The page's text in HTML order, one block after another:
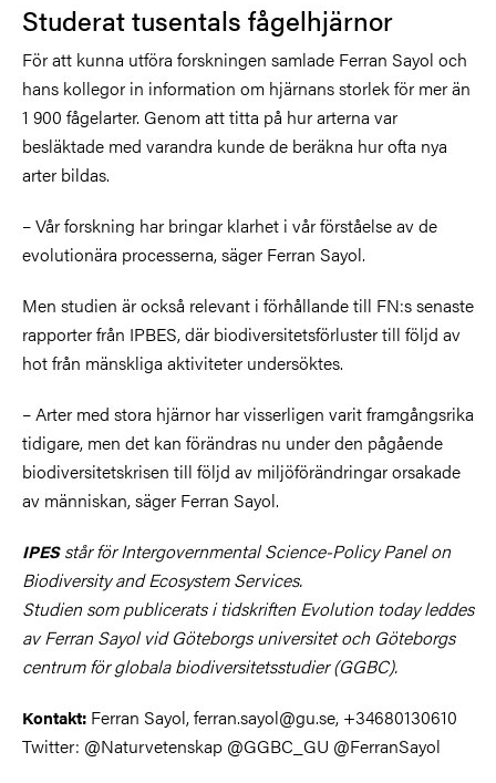
Studerat tusentals fågelhjärnor
För att kunna utföra forskningen samlade Ferran Sayol och
hans kollegor in information om hjärnans storlek för mer än
1 900 fågelarter. Genom att titta på hur arterna var
besläktade med varandra kunde de beräkna hur ofta nya
arter bildas.
– Vår forskning har bringar klarhet i vår förståelse av de
evolutionära processerna, säger Ferran Sayol.
Men studien är också relevant i förhållande till FN:s senaste
rapporter från IPBES, där biodiversitetsförluster till följd av
hot från mänskliga aktiviteter undersöktes.
– Arter med stora hjärnor har visserligen varit framgångsrika
tidigare, men det kan förändras nu under den pågående
biodiversitetskrisen till följd av miljöförändringar orsakade
av människan, säger Ferran Sayol.
IPESstår för Intergovernmental Science-Policy Panel on
Biodiversity and Ecosystem Services.
Studien som publicerats i tidskriften Evolution today leddes
av Ferran Sayol vid Göteborgs universitet och Göteborgs
centrum för globala biodiversitetsstudier (GGBC).
Kontakt: Ferran Sayol, ferran.sayol@gu.se, +34680130610
Twitter: @Naturvetenskap @GGBC_GU @FerranSayol